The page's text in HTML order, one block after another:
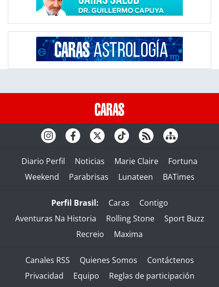
Diario Perfil Noticias Marie Claire
Fortuna
Weekend
Parabrisas Lunateen BATimes
Perfil Brasil: Caras
Contigo
Aventuras Na Historia
Rolling Stone
Sport Buzz
Recreio
Maxima
Canales RSS Quienes Somos
Contáctenos
Privacidad
Equipo
Reglas de participación